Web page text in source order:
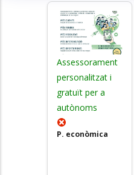
Assessorament
personalitzat i
gratuït per a
autònoms
P. econòmica